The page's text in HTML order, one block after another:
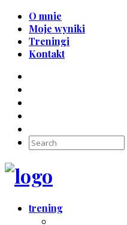
O mnie
Moje wyniki
Treningi
Kontakt
trening